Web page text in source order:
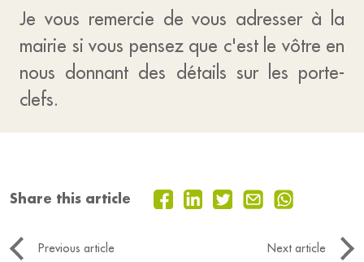
Je vous remercie de vous adresser à la
mairie si vous pensez que c'est le vôtre en
nous donnant des détails sur les porte-
clefs.
Share this article
Previous article
Next article